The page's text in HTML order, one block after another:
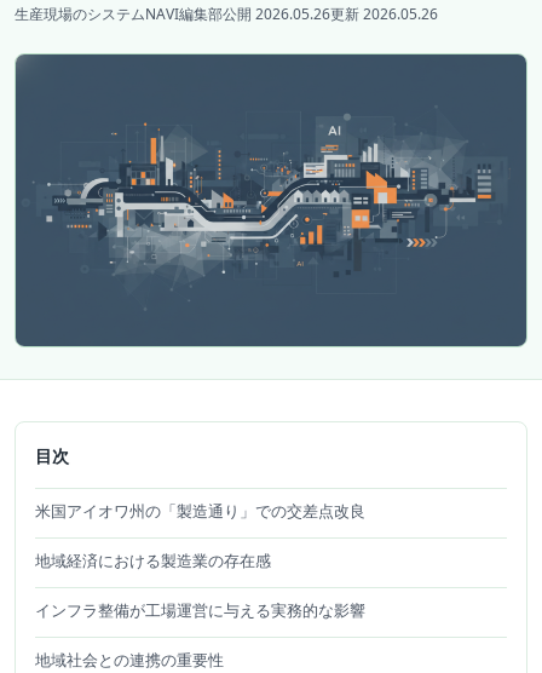
生産現場のシステムNAVI編集部公開 2026.05.26更新 2026.05.26
目次
米国アイオワ州の「製造通り」での交差点改良
地域経済における製造業の存在感
インフラ整備が工場運営に与える実務的な影響
地域社会との連携の重要性